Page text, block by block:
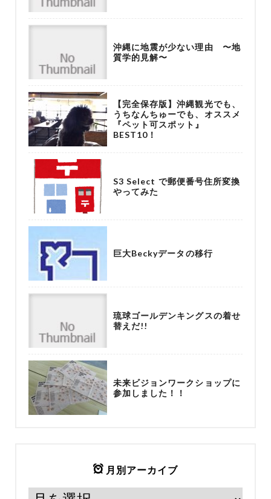
沖縄に地震が少ない理由 〜地
質学的見解〜
【完全保存版】沖縄観光でも、
うちなんちゅーでも、オススメ
『ペット可スポット』
BEST10！
S3 Select で郵便番号住所変換
やってみた
巨大Beckyデータの移行
琉球ゴールデンキングスの着せ
替えだ!!
未来ビジョンワークショップに
参加しました！！
月別アーカイブ